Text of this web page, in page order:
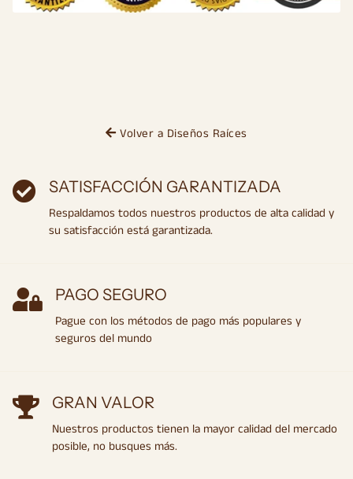
Volver a Diseños Raíces
SATISFACCIÓN GARANTIZADA
Respaldamos todos nuestros productos de alta calidad y
su satisfacción está garantizada.
PAGO SEGURO
Pague con los métodos de pago más populares y
seguros del mundo
GRAN VALOR
Nuestros productos tienen la mayor calidad del mercado
posible, no busques más.